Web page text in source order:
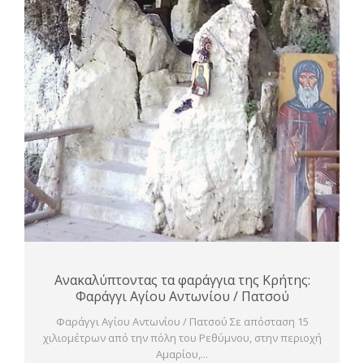
Ανακαλύπτοντας τα φαράγγια της Κρήτης:
Φαράγγι Αγίου Αντωνίου / Πατσού
Φαράγγι Αγίου Αντωνίου / Πατσού Σε απόσταση 15
χιλιομέτρων από την πόλη του Ρεθύμνου, στην περιοχή
Αμαρίου,...